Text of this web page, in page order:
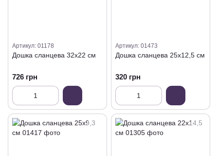
Артикул: 01178
Дошка сланцева 32х22 см
726 грн
Артикул: 01473
Дошка сланцева 25х12,5 см
320 грн